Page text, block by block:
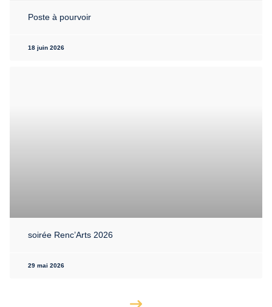
Poste à pourvoir
18 juin 2026
soirée Renc’Arts 2026
29 mai 2026